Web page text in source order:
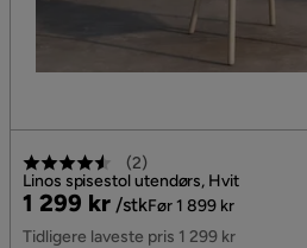
(2)
Linos spisestol utendørs, Hvit
Pris
1 299 kr /stk
Original
Pris
Før 1 899 kr
Tidligere laveste pris 1 299 kr